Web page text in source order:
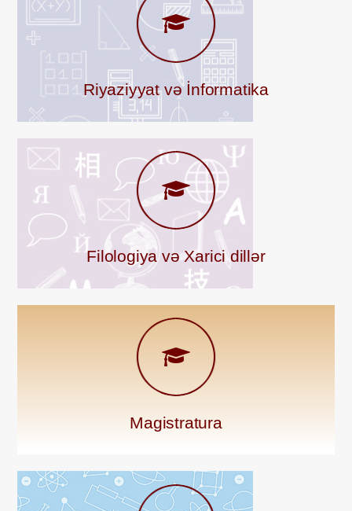
Riyaziyyat və İnformatika
Filologiya və Xarici dillər
Magistratura